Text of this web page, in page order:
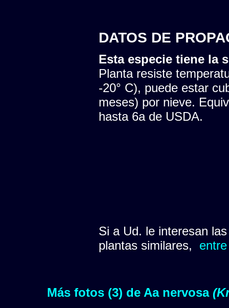
DATOS DE
Esta especie tiene la
Planta resiste
-20° C), puede estar
meses) por nieve.
hasta 6a de USDA.
Si a Ud. le interesan
plantas similares,
Más fotos (3) de Aa nervosa